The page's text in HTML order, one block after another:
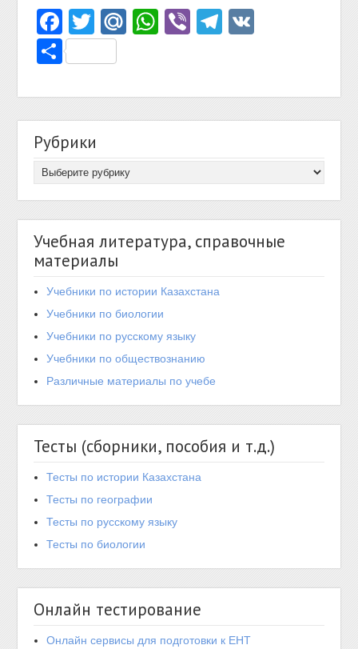
Facebook
TwitterMail.Ru
WhatsApp
ViberTelegram
Отправить
Рубрики
Учебная литература, справочные
материалы
Учебники по истории Казахстана
Учебники по биологии
Учебники по русскому языку
Учебники по обществознанию
Различные материалы по учебе
Тесты (сборники, пособия и т.д.)
Тесты по истории Казахстана
Тесты по географии
Тесты по русскому языку
Тесты по биологии
Онлайн тестирование
Онлайн сервисы для подготовки к ЕНТ